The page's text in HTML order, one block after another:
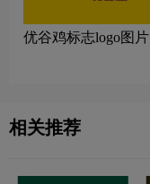
优谷鸡标志logo图片
相关推荐